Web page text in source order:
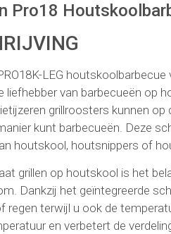
Pro18
LEG
liefhebber van barbecueën op
grillroosters kunnen
kunt barbecueën. Deze
houtskool, houtsnippers of
grillen op houtskool is het
Dankzij het geïntegreerde
regen terwijl u ook de
en verbetert de